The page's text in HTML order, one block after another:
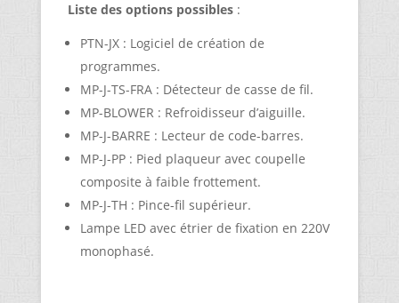
Liste des options possibles:
PTN-JX : Logiciel de création de
programmes.
MP-J-TS-FRA : Détecteur de casse de fil.
MP-BLOWER : Refroidisseur d’aiguille.
MP-J-BARRE : Lecteur de code-barres.
MP-J-PP : Pied plaqueur avec coupelle
composite à faible frottement.
MP-J-TH : Pince-fil supérieur.
Lampe LED avec étrier de fixation en 220V
monophasé.